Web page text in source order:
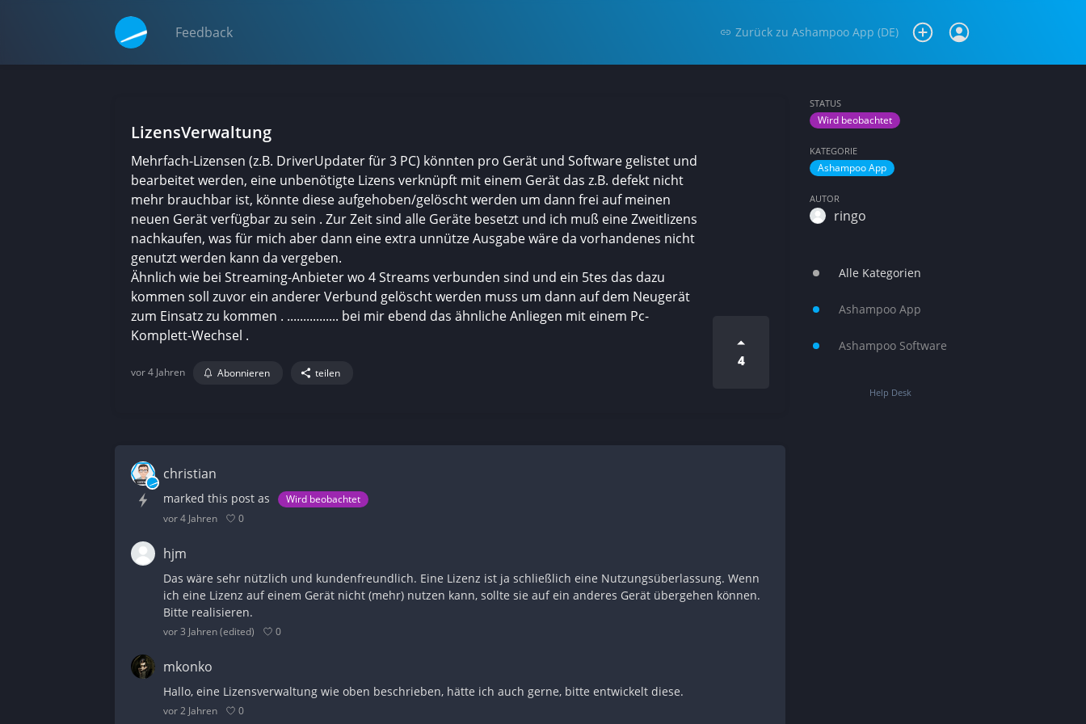
Feedback Zurück zu Ashampoo App (DE)
LizensVerwaltung
Mehrfach-Lizensen (z.B. DriverUpdater für 3 PC) könnten pro Gerät und Software gelistet und
bearbeitet werden, eine unbenötigte Lizens verknüpft mit einem Gerät das z.B. defekt nicht
mehr brauchbar ist, könnte diese aufgehoben/gelöscht werden um dann frei auf meinen
neuen Gerät verfügbar zu sein . Zur Zeit sind alle Geräte besetzt und ich muß eine Zweitlizens
nachkaufen, was für mich aber dann eine extra unnütze Ausgabe wäre da vorhandenes nicht
genutzt werden kann da vergeben.
Ähnlich wie bei Streaming-Anbieter wo 4 Streams verbunden sind und ein 5tes das dazu
kommen soll zuvor ein anderer Verbund gelöscht werden muss um dann auf dem Neugerät
zum Einsatz zu kommen . ................ bei mir ebend das ähnliche Anliegen mit einem Pc-
Komplett-Wechsel .
vor 4 Jahren Abonnieren teilen
4
christian
marked this post as
Wird beobachtet
vor 4 Jahren
0
hjm
Das wäre sehr nützlich und kundenfreundlich. Eine Lizenz ist ja schließlich eine Nutzungsüberlassung. Wenn
ich eine Lizenz auf einem Gerät nicht (mehr) nutzen kann, sollte sie auf ein anderes Gerät übergehen können.
Bitte realisieren.
vor 3 Jahren(edited) 0
mkonko
Hallo, eine Lizensverwaltung wie oben beschrieben, hätte ich auch gerne, bitte entwickelt diese.
vor 2 Jahren 0
STATUS
Wird beobachtet
KATEGORIE
Ashampoo App
AUTOR
ringo
Alle Kategorien
Ashampoo App
Ashampoo Software
Help Desk